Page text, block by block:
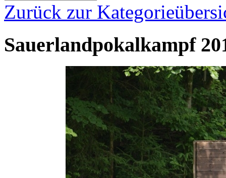
Zurück zur
Sauerlandpokalkampf